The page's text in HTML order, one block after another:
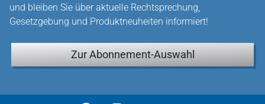
und bleiben Sie über aktuelle Rechtsprechung,
Gesetzgebung und Produktneuheiten informiert!
Zur Abonnement-Auswahl